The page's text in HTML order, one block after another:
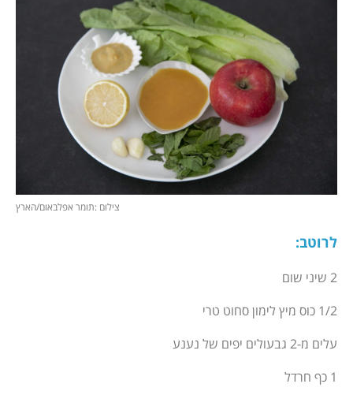
צילום :תומר אפלבאום/הארץ
לרוטב:
2 שיני שום
1/2 כוס מיץ לימון סחוט טרי
עלים מ-2 גבעולים יפים של נענע
1 כף חרדל